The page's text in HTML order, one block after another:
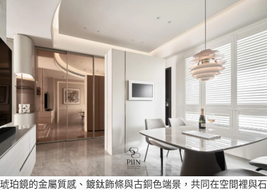
琥珀鏡的金屬質感、鍍鈦飾條與古銅色端景，共同在空間裡與石